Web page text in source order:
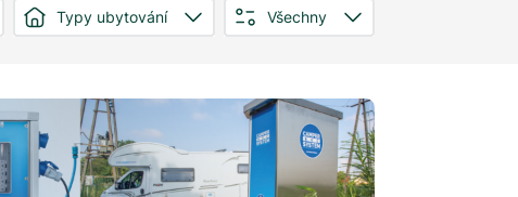
Typy ubytování Všechny